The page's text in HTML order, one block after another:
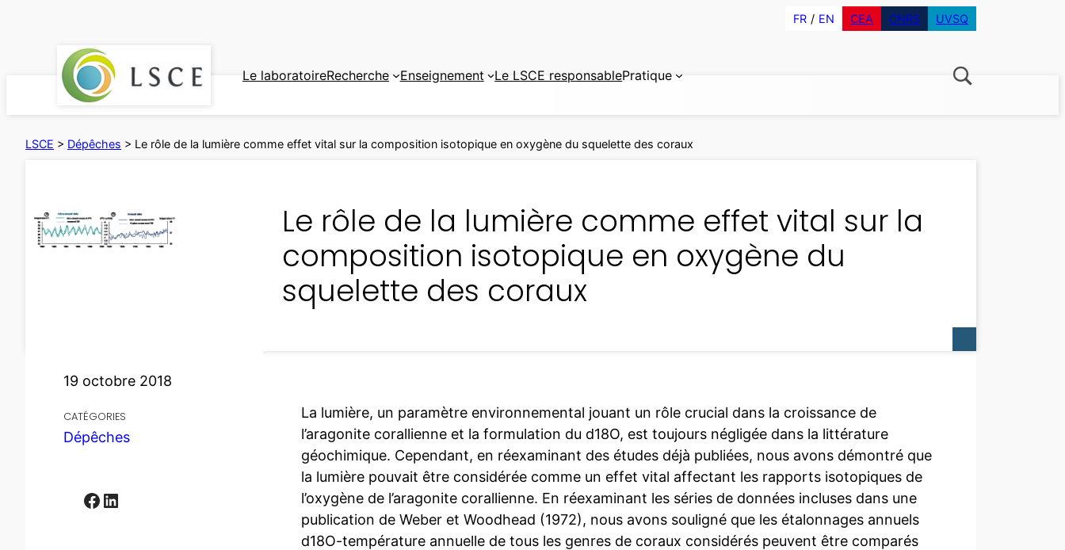
FR EN CEA CNRS UVSQ
Le laboratoireRecherche Enseignement Le LSCE responsablePratique
LSCE > Dépêches > Le rôle de la lumière comme effet vital sur la composition isotopique en oxygène du squelette des coraux
Le rôle de la lumière comme effet vital sur la
composition isotopique en oxygène du
squelette des coraux
19 octobre 2018
CATÉGORIES
Dépêches
Facebook LinkedIn
La lumière, un paramètre environnemental jouant un rôle crucial dans la croissance de
l’aragonite corallienne et la formulation du d18O, est toujours négligée dans la littérature
géochimique. Cependant, en réexaminant des études déjà publiées, nous avons démontré que
la lumière pouvait être considérée comme un effet vital affectant les rapports isotopiques de
l’oxygène de l’aragonite corallienne. En réexaminant les séries de données incluses dans une
publication de Weber et Woodhead (1972), nous avons souligné que les étalonnages annuels
d18O-température annuelle de tous les genres de coraux considérés peuvent être comparés